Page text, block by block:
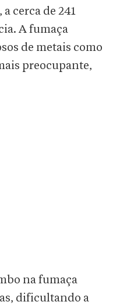
a cerca de 241
A fumaça
de metais como
preocupante,
na fumaça
dificultando a